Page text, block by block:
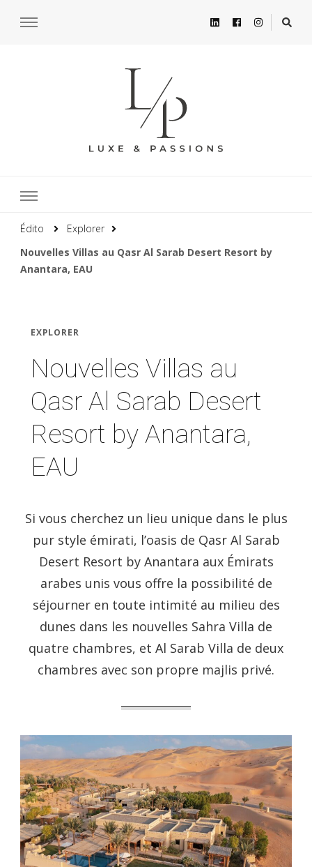
Édito
Explorer
Nouvelles Villas au Qasr Al Sarab Desert Resort by
Anantara, EAU
EXPLORER
Nouvelles Villas au
Qasr Al Sarab Desert
Resort by Anantara,
EAU
Si vous cherchez un lieu unique dans le plus
pur style émirati, l’oasis de Qasr Al Sarab
Desert Resort by Anantara aux Émirats
arabes unis vous offre la possibilité de
séjourner en toute intimité au milieu des
dunes dans les nouvelles Sahra Villa de
quatre chambres, et Al Sarab Villa de deux
chambres avec son propre majlis privé.